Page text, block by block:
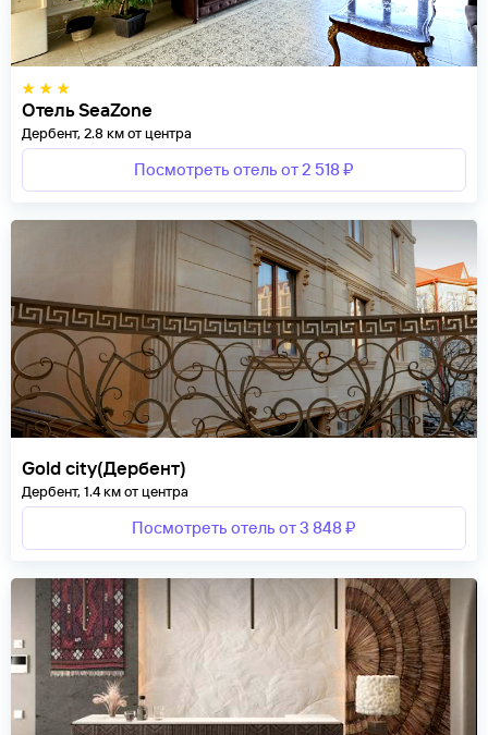
Отель SeaZone
Дербент, 2.8 км от центра
Посмотреть отель от 2 518 ₽
Gold city(Дербент)
Дербент, 1.4 км от центра
Посмотреть отель от 3 848 ₽